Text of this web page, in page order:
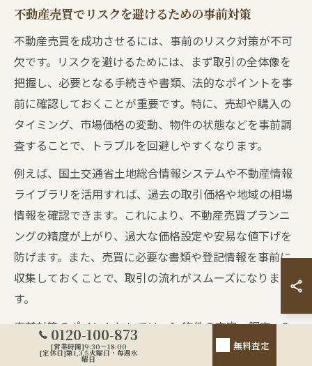
不動産売買でリスクを避けるための事前対策
不動産売買を成功させるには、事前のリスク対策が不可
欠です。リスクを避けるためには、まず取引の全体像を
把握し、必要となる手続きや書類、法的なポイントを事
前に確認しておくことが重要です。特に、売却や購入の
タイミング、市場価格の変動、物件の状態などを事前調
査することで、トラブルを回避しやすくなります。
例えば、国土交通省土地総合情報システムや不動産情報
ライブラリを活用すれば、過去の取引価格や地域の相場
情報を確認できます。これにより、不動産売買プランニ
ングの精度が上がり、過大な価格設定や安易な値下げを
防げます。また、売買に必要な書類や登記情報を事前に
収集しておくことで、取引の流れがスムーズになりま
す。
事前対策のポイントとしては、1. 物件の査定・調査、2.
取引価格の相場把握、3. 契約条件や引き渡し時期の明確
0120-100-873
[営業時間]9:30～18:00
[定休日]第1,3,5火曜日・毎週水
曜日
無料査定